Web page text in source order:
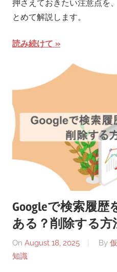
押さえておきたい注意点を
とめて解説します。
読み続けて
Googleで検索履
ある？削除する方
On August 18, 2025 By
知識